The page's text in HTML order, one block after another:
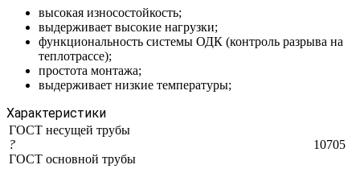
высокая износостойкость;
выдерживает высокие нагрузки;
функциональность системы ОДК (контроль разрыва на
теплотрассе);
простота монтажа;
выдерживает низкие температуры;
Характеристики
ГОСТ несущей трубы
?
ГОСТ основной трубы
10705